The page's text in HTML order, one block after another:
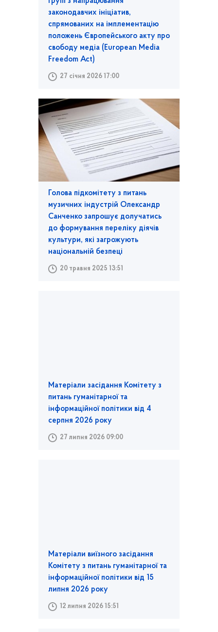
законодавчих ініціатив,
спрямованих на імплементацію
положень Європейського акту про
свободу медіа (European Media
Freedom Act)
27 січня 2026 17:00
Голова підкомітету з питань
музичних індустрій Олександр
Санченко запрошує долучатись
до формування переліку діячів
культури, які загрожують
національній безпеці
20 травня 2025 13:51
Матеріали засідання Комітету з
питань гуманітарної та
інформаційної політики від 4
серпня 2026 року
27 липня 2026 09:00
Матеріали виїзного засідання
Комітету з питань гуманітарної та
інформаційної політики від 15
липня 2026 року
12 липня 2026 15:51